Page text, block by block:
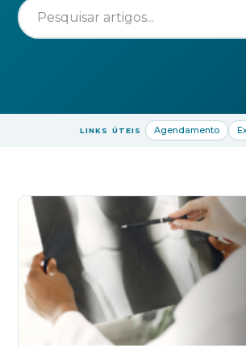
Ultrassonografia
Agendamento
Resultados
Blog
Contato
Ouvidoria
SIGA-NOS
LINKS ÚTEIS Agendamento